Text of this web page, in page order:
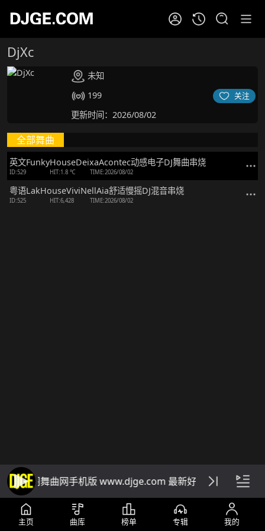
DjXc
未知
199
关注
更新时间：2026/08/02
全部舞曲
英文FunkyHouseDeixaAcontec动感电子DJ舞曲串烧
ID:529 HIT:1.8 ℃ TIME:2026/08/02
粤语LakHouseViviNellAia舒适慢摇DJ混音串烧
ID:525 HIT:6,428 TIME:2026/08/02
DJ阁舞曲网手机版 www.djge.com 最新好听免费下载dj音
主页 曲库 榜单 专辑 我的